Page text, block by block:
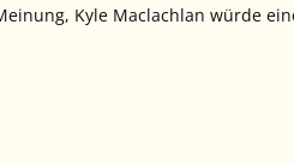
Kyle Maclachlan würde